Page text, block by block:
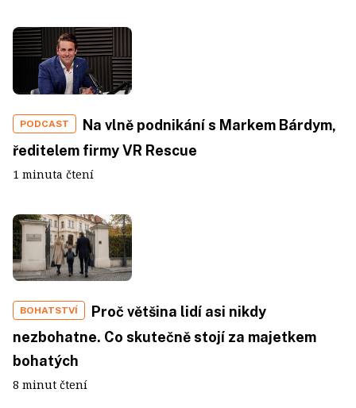
PODCAST
Na vlně podnikání s Markem Bárdym,
ředitelem firmy VR Rescue
1 minuta čtení
BOHATSTVÍ
Proč většina lidí asi nikdy
nezbohatne. Co skutečně stojí za majetkem
bohatých
8 minut čtení